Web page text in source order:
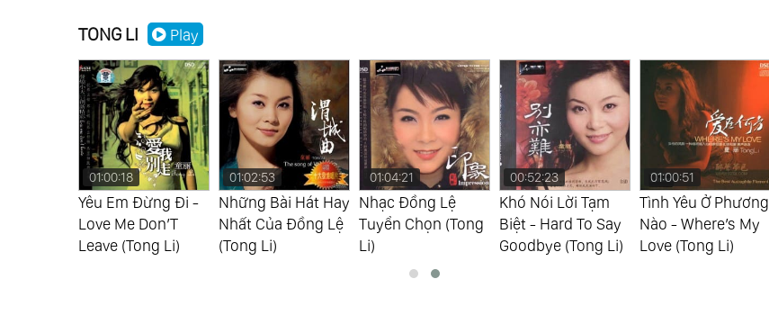
TONG LI Play
01:00:18
Yêu Em Đừng Đi -
Love Me Don’T
Leave (Tong Li)
01:02:53
Những Bài Hát Hay
Nhất Của Đồng Lệ
(Tong Li)
01:04:21
Nhạc Đồng Lệ
Tuyển Chọn (Tong
Li)
00:52:23
Khó Nói Lời Tạm
Biệt - Hard To Say
Goodbye (Tong Li)
01:00:51
Tình Yêu Ở Phương
Nào - Where’s My
Love (Tong Li)